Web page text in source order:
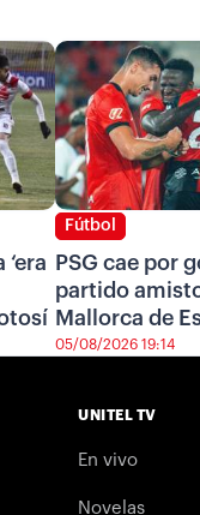
Fútbol
PSG cae por
partido
Mallorca de
05/08/2026 19:14
UNITEL TV
En vivo
Novelas